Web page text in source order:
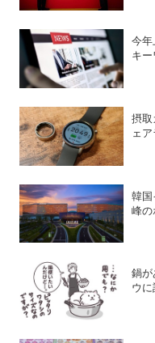
今
キー
摂
ェ
韓
峰
鍋
ウ